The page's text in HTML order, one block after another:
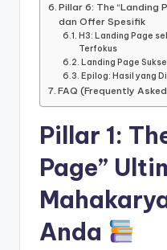
Pillar 6: The “Landing
dan Offer Spesifik
H3: Landing Page
Terfokus
Landing Page
Epilog: Hasil yang
FAQ (Frequently
Pillar 1:
Page”
Anda